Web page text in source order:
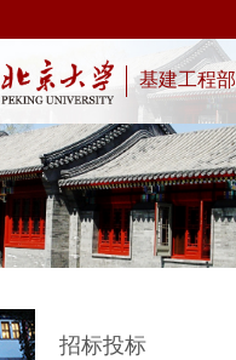
基建工程部
招标投标